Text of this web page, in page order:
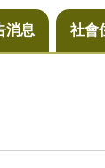
消息 社會